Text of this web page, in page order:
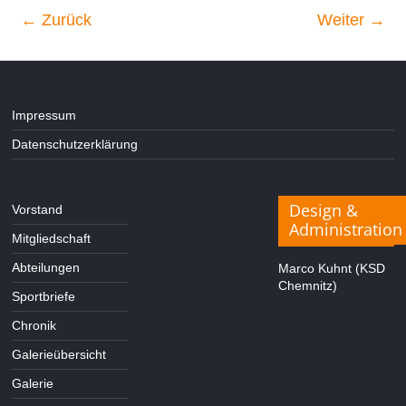
← Zurück Weiter →
Impressum
Datenschutzerklärung
Vorstand
Mitgliedschaft
Abteilungen
Sportbriefe
Chronik
Galerieübersicht
Galerie
Design &
Administration
Marco Kuhnt (KSD
Chemnitz)